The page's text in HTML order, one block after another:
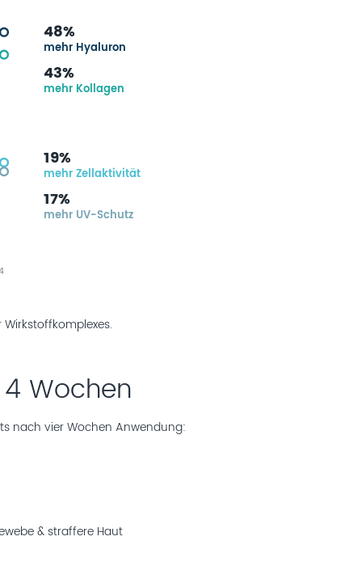
48%
mehr Hyaluron
43%
mehr Kollagen
19%
mehr Zellaktivität
17%
mehr UV-Schutz
Wochen
nach vier Wochen Anwendung:
& straffere Haut